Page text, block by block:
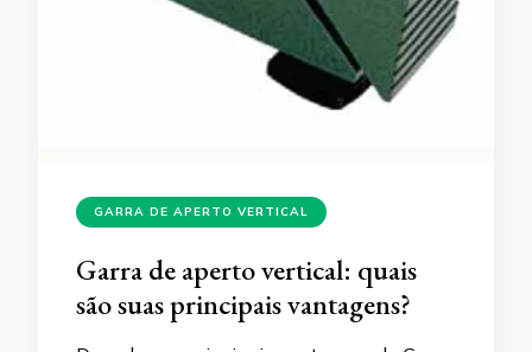
GARRA DE APERTO VERTICAL
Garra de aperto vertical: quais
são suas principais vantagens?